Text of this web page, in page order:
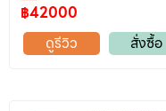
฿42000
ดูรีวิว
สั่งซื้อ